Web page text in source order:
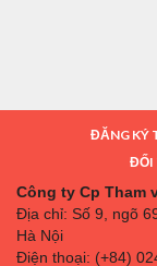
ĐĂNG KÝ
ĐỐI
Công ty Cp Tham
Địa chỉ: Số 9, ngõ
Hà Nội
Điện thoại: (+84)